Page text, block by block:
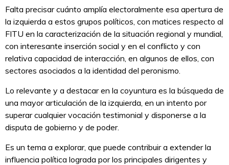
Falta precisar cuánto amplía electoralmente esa apertura de
la izquierda a estos grupos políticos, con matices respecto al
FITU en la caracterización de la situación regional y mundial,
con interesante inserción social y en el conflicto y con
relativa capacidad de interacción, en algunos de ellos, con
sectores asociados a la identidad del peronismo.
Lo relevante y a destacar en la coyuntura es la búsqueda de
una mayor articulación de la izquierda, en un intento por
superar cualquier vocación testimonial y disponerse a la
disputa de gobierno y de poder.
Es un tema a explorar, que puede contribuir a extender la
influencia política lograda por los principales dirigentes y